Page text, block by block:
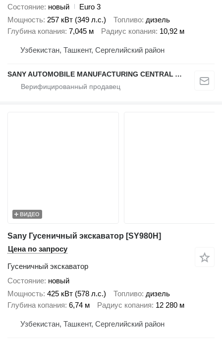
Состояние новый
Euro 3
Мощность 257 кВт (349 л.с.) Топливо дизель
Глубина копания 7,045 м Радиус копания 10,92 м
Узбекистан, Ташкент, Сергелийский район
SANY AUTOMOBILE MANUFACTURING CENTRAL ASIA
ВИДЕО
Sany Гусеничный экскаватор [SY980H]
Цена по запросу
Гусеничный экскаватор
Состояние новый
Мощность 425 кВт (578 л.с.) Топливо дизель
Глубина копания 6,74 м Радиус копания 12 280 м
Узбекистан, Ташкент, Сергелийский район